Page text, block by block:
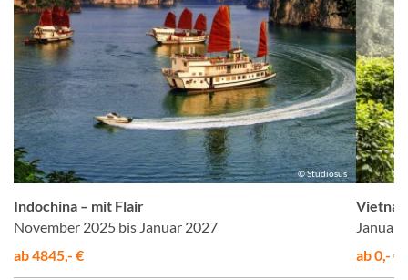
© Studiosus
Indochina – mit Flair
November 2025 bis Januar 2027
ab 4845,- €
Januar
ab 0,- €